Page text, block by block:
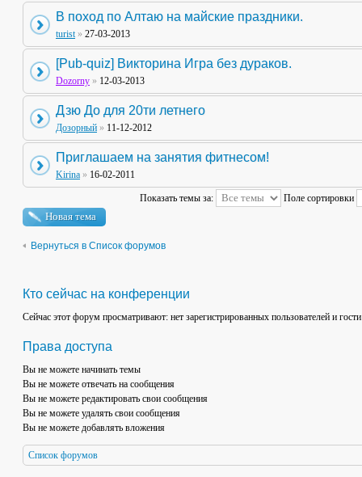
В поход по Алтаю на майские праздники.
turist » 27-03-2013
[Pub-quiz] Викторина Игра без дураков.
Dozorny » 12-03-2013
Дзю До для 20ти летнего
Дозорный » 11-12-2012
Приглашаем на занятия фитнесом!
Kirina » 16-02-2011
Показать темы за: Поле сортировки
Новая тема
Вернуться в Список форумов
Кто сейчас на конференции
Сейчас этот форум просматривают: нет зарегистрированных пользователей и
Права доступа
Вы не можете начинать темы
Вы не можете отвечать на сообщения
Вы не можете редактировать свои сообщения
Вы не можете удалять свои сообщения
Вы не можете добавлять вложения
Список форумов